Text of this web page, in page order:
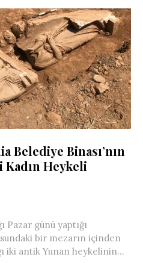
Belediye Binası’nın
Kadın Heykeli
Pazar günü yaptığı
bir mezarın içinden
iki antik Yunan heykelinin...